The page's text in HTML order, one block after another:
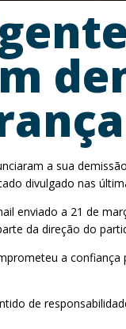
a sua
divulgado nas
enviado a 21 de
da direção do
a
de